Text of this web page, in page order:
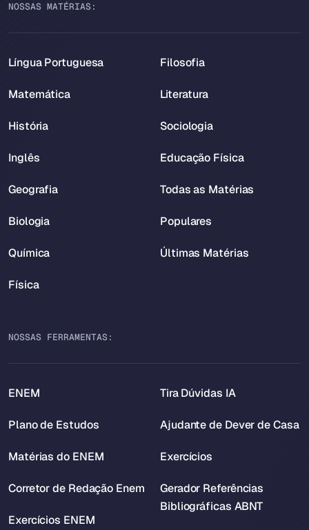
NOSSAS MATÉRIAS:
Língua Portuguesa
Matemática
História
Inglês
Geografia
Biologia
Química
Física
Filosofia
Literatura
Sociologia
Educação Física
Todas as Matérias
Populares
Últimas Matérias
NOSSAS FERRAMENTAS:
ENEM
Plano de Estudos
Matérias do ENEM
Corretor de Redação Enem
Exercícios ENEM
Tira Dúvidas IA
Ajudante de Dever de Casa
Exercícios
Gerador Referências
Bibliográficas ABNT